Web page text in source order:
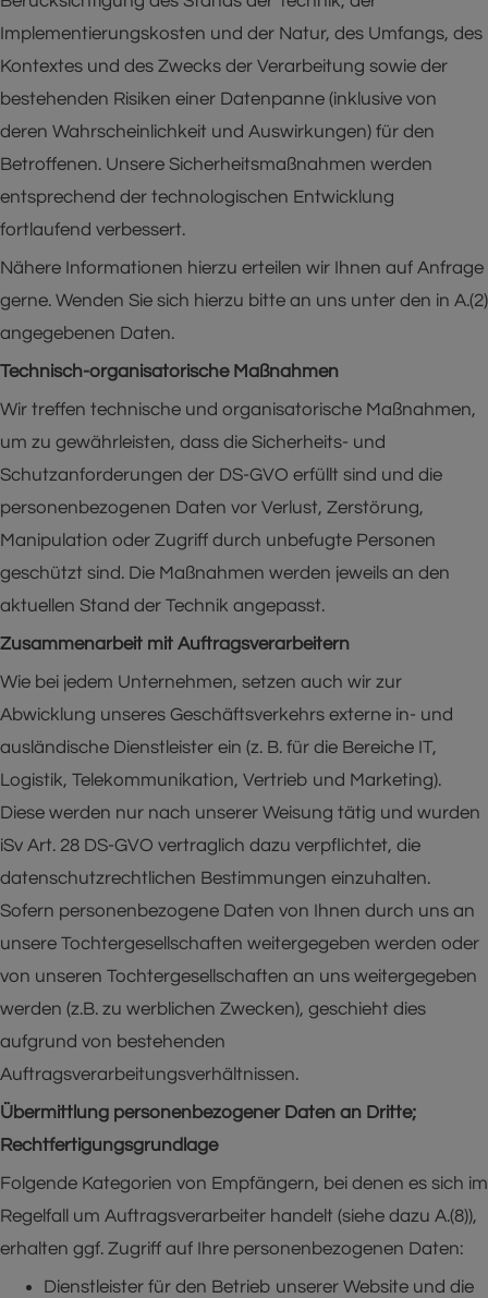
Implementierungskosten und der Natur, des Umfangs, des
Kontextes und des Zwecks der Verarbeitung sowie der
bestehenden Risiken einer Datenpanne (inklusive von
deren Wahrscheinlichkeit und Auswirkungen) für den
Betroffenen. Unsere Sicherheitsmaßnahmen werden
entsprechend der technologischen Entwicklung
fortlaufend verbessert.
Nähere Informationen hierzu erteilen wir Ihnen auf Anfrage
gerne. Wenden Sie sich hierzu bitte an uns unter den in A.(2)
angegebenen Daten.
Technisch-organisatorische Maßnahmen
Wir treffen technische und organisatorische Maßnahmen,
um zu gewährleisten, dass die Sicherheits- und
Schutzanforderungen der DS-GVO erfüllt sind und die
personenbezogenen Daten vor Verlust, Zerstörung,
Manipulation oder Zugriff durch unbefugte Personen
geschützt sind. Die Maßnahmen werden jeweils an den
aktuellen Stand der Technik angepasst.
Zusammenarbeit mit Auftragsverarbeitern
Wie bei jedem Unternehmen, setzen auch wir zur
Abwicklung unseres Geschäftsverkehrs externe in- und
ausländische Dienstleister ein (z. B. für die Bereiche IT,
Logistik, Telekommunikation, Vertrieb und Marketing).
Diese werden nur nach unserer Weisung tätig und wurden
iSv Art. 28 DS-GVO vertraglich dazu verpflichtet, die
datenschutzrechtlichen Bestimmungen einzuhalten.
Sofern personenbezogene Daten von Ihnen durch uns an
unsere Tochtergesellschaften weitergegeben werden oder
von unseren Tochtergesellschaften an uns weitergegeben
werden (z.B. zu werblichen Zwecken), geschieht dies
aufgrund von bestehenden
Auftragsverarbeitungsverhältnissen.
Übermittlung personenbezogener Daten an Dritte;
Rechtfertigungsgrundlage
Folgende Kategorien von Empfängern, bei denen es sich im
Regelfall um Auftragsverarbeiter handelt (siehe dazu A.(8)),
erhalten ggf. Zugriff auf Ihre personenbezogenen Daten:
Dienstleister für den Betrieb unserer Website und die